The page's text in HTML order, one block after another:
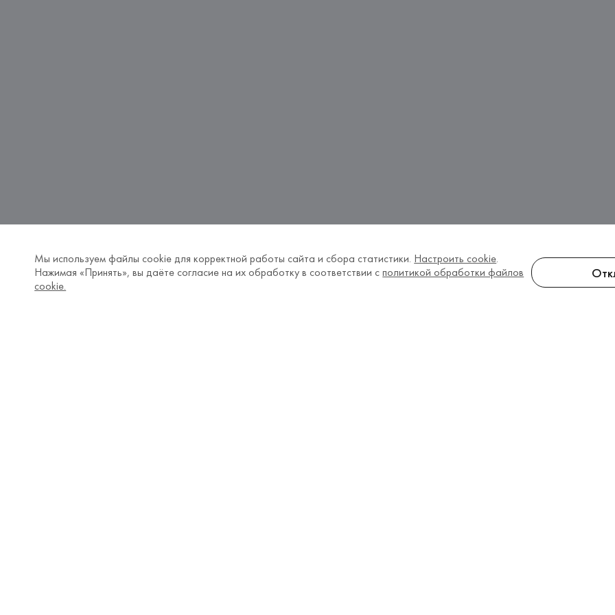
Мы используем файлы cookie для корректной работы сайта и сбора статистики. Настроить cookie.
Нажимая «Принять», вы даёте согласие на их обработку в соответствии с политикой обработки файлов
cookie.